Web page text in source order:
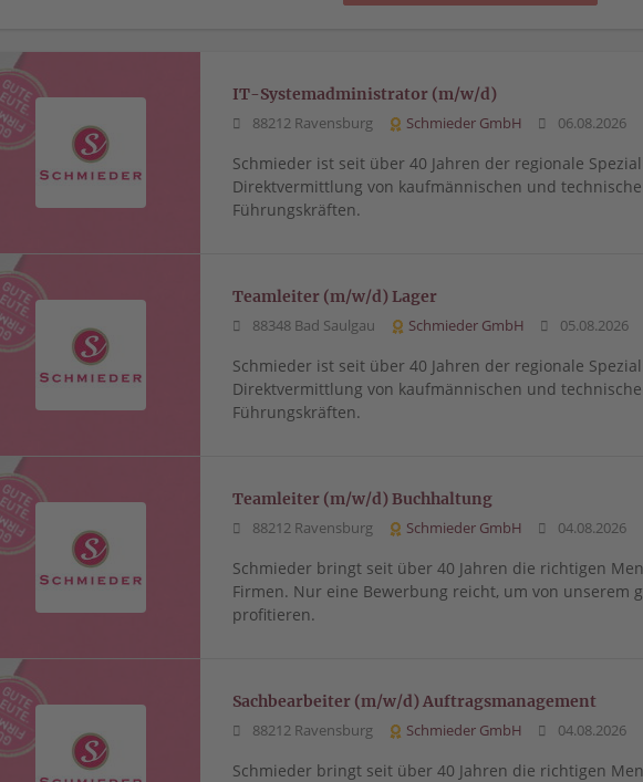
IT-Systemadministrator (m/w/d)
88212 Ravensburg Schmieder GmbH 06.08.2026
Schmieder ist seit über 40 Jahren der regionale
Direktvermittlung von kaufmännischen und
Führungskräften.
Teamleiter (m/w/d) Lager
88348 Bad Saulgau Schmieder GmbH 05.08.2026
Schmieder ist seit über 40 Jahren der regionale
Direktvermittlung von kaufmännischen und
Führungskräften.
Teamleiter (m/w/d) Buchhaltung
88212 Ravensburg Schmieder GmbH 04.08.2026
Schmieder bringt seit über 40 Jahren die richtigen
Firmen. Nur eine Bewerbung reicht, um von unserem
profitieren.
Sachbearbeiter (m/w/d) Auftragsmanagement
88212 Ravensburg Schmieder GmbH 04.08.2026
Schmieder bringt seit über 40 Jahren die richtigen